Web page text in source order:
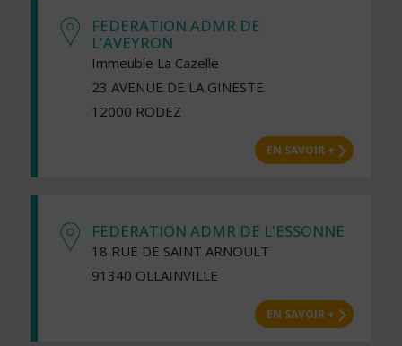
FEDERATION ADMR DE
L'AVEYRON
Immeuble La Cazelle
23 AVENUE DE LA GINESTE
12000 RODEZ
EN SAVOIR +
FEDERATION ADMR DE L'ESSONNE
18 RUE DE SAINT ARNOULT
91340 OLLAINVILLE
EN SAVOIR +